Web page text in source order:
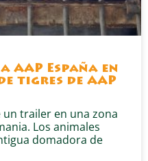
AAP España en
tigres de AAP
un trailer en una zona
Los animales
domadora de